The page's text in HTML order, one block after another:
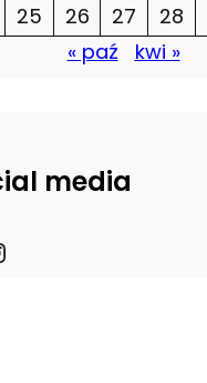
25 26 27 28
« paź
kwi »
media